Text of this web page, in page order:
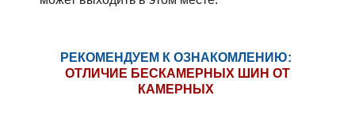
РЕКОМЕНДУЕМ К ОЗНАКОМЛЕНИЮ:
ОТЛИЧИЕ БЕСКАМЕРНЫХ ШИН ОТ
КАМЕРНЫХ